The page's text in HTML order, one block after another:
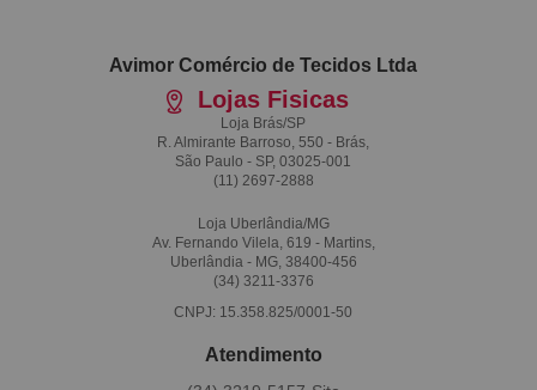
Avimor Comércio de Tecidos Ltda
Lojas Fisicas
Loja Brás/SP
R. Almirante Barroso, 550 - Brás,
São Paulo - SP, 03025-001
(11) 2697-2888
Loja Uberlândia/MG
Av. Fernando Vilela, 619 - Martins,
Uberlândia - MG, 38400-456
(34) 3211-3376
CNPJ: 15.358.825/0001-50
Atendimento